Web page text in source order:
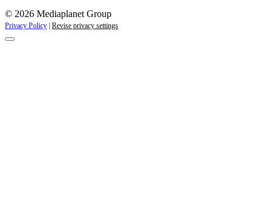
© 2026 Mediaplanet Group
Privacy Policy | Revise privacy settings